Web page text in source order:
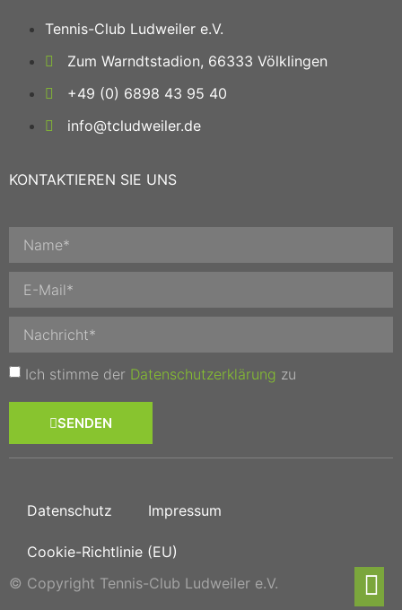
Tennis-Club Ludweiler e.V.
Zum Warndtstadion, 66333 Völklingen
+49 (0) 6898 43 95 40
info@tcludweiler.de
KONTAKTIEREN SIE UNS
Ich stimme der Datenschutzerklärung zu
SENDEN
Datenschutz Impressum
Cookie-Richtlinie (EU)
© Copyright Tennis-Club Ludweiler e.V.